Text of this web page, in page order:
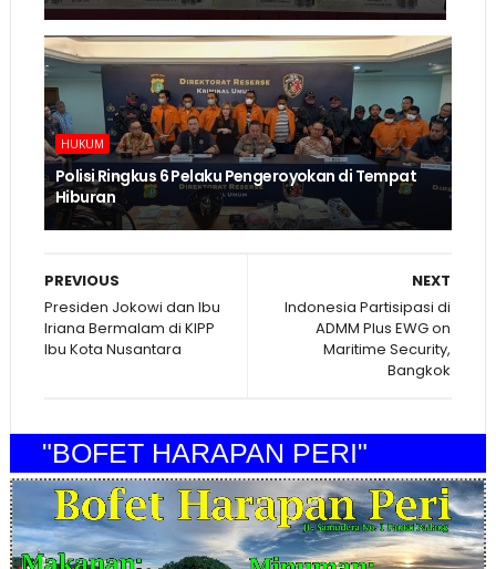
HUKUM
Polisi Ringkus 6 Pelaku Pengeroyokan di Tempat
Hiburan
NEXT
Indonesia Partisipasi di
ADMM Plus EWG on
Maritime Security,
Bangkok
PREVIOUS
Presiden Jokowi dan Ibu
Iriana Bermalam di KIPP
Ibu Kota Nusantara
"BOFET HARAPAN PERI"